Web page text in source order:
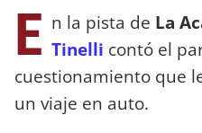
E n la pista de La
Tinelli contó el
cuestionamiento que
un viaje en auto.